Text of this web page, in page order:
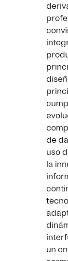
de
uso
la
un